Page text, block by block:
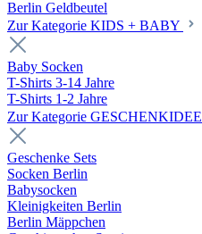
Berlin Geldbeutel
Zur Kategorie KIDS + BABY
Baby Socken
T-Shirts 3-14 Jahre
T-Shirts 1-2 Jahre
Zur Kategorie GESCHENKIDEE
Geschenke Sets
Socken Berlin
Babysocken
Kleinigkeiten Berlin
Berlin Mäppchen